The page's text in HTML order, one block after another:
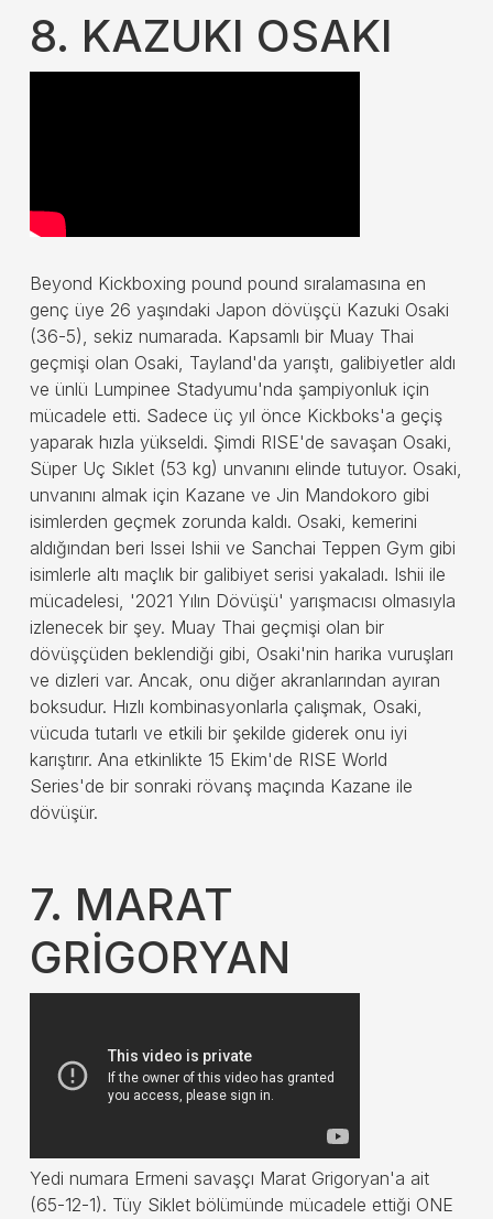
8. KAZUKI OSAKI
Beyond Kickboxing pound pound sıralamasına en
genç üye 26 yaşındaki Japon dövüşçü Kazuki Osaki
(36-5), sekiz numarada. Kapsamlı bir Muay Thai
geçmişi olan Osaki, Tayland'da yarıştı, galibiyetler aldı
ve ünlü Lumpinee Stadyumu'nda şampiyonluk için
mücadele etti. Sadece üç yıl önce Kickboks'a geçiş
yaparak hızla yükseldi. Şimdi RISE'de savaşan Osaki,
Süper Uç Sıklet (53 kg) unvanını elinde tutuyor. Osaki,
unvanını almak için Kazane ve Jin Mandokoro gibi
isimlerden geçmek zorunda kaldı. Osaki, kemerini
aldığından beri Issei Ishii ve Sanchai Teppen Gym gibi
isimlerle altı maçlık bir galibiyet serisi yakaladı. Ishii ile
mücadelesi, '2021 Yılın Dövüşü' yarışmacısı olmasıyla
izlenecek bir şey. Muay Thai geçmişi olan bir
dövüşçüden beklendiği gibi, Osaki'nin harika vuruşları
ve dizleri var. Ancak, onu diğer akranlarından ayıran
boksudur. Hızlı kombinasyonlarla çalışmak, Osaki,
vücuda tutarlı ve etkili bir şekilde giderek onu iyi
karıştırır. Ana etkinlikte 15 Ekim'de RISE World
Series'de bir sonraki rövanş maçında Kazane ile
dövüşür.
7. MARAT
GRİGORYAN
Yedi numara Ermeni savaşçı Marat Grigoryan'a ait
(65-12-1). Tüy Siklet bölümünde mücadele ettiği ONE